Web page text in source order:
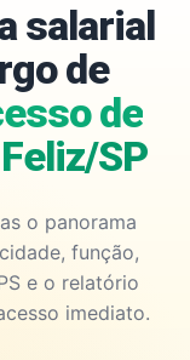
salarial
de
de
SP
o panorama
função,
e o relatório
imediato.